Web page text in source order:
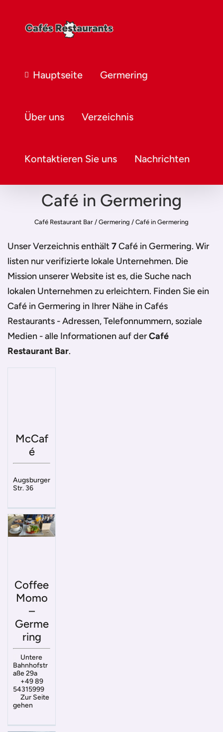
Hauptseite Germering
Über uns Verzeichnis
Kontaktieren Sie uns Nachrichten
Café in Germering
Café Restaurant Bar / Germering / Café in Germering
Unser Verzeichnis enthält7Café in Germering. Wir
listen nur verifizierte lokale Unternehmen. Die
Mission unserer Website ist es, die Suche nach
lokalen Unternehmen zu erleichtern. Finden Sie ein
Café in Germering in Ihrer Nähe in Cafés
Restaurants - Adressen, Telefonnummern, soziale
Medien - alle Informationen auf derCafé
Restaurant Bar.
McCaf
é
Augsburger
Str. 36
Coffee
Momo
–
Germe
ring
Untere
Bahnhofstr
aße 29a
+49 89
54315999
Zur Seite
gehen